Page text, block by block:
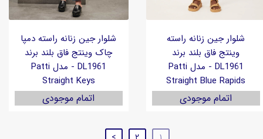
شلوار جین زنانه راسته
وینتج فاق بلند برند
DL1961 - مدل Patti
Straight Blue Rapids
اتمام موجودی
شلوار جین زنانه راسته دمپا
چاک وینتج فاق بلند برند
DL1961 - مدل Patti
Straight Keys
اتمام موجودی